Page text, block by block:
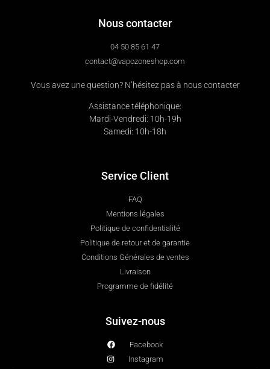
Nous contacter
04 50 85 61 47
contact@vapozoneshop.com
Vous avez une question? N’hésitez pas à nous contacter
Assistance téléphonique:
Mardi-Vendredi: 10h-19h
Samedi: 10h-18h
Service Client
FAQ
Mentions légales
Politique de confidentialité
Politique de retour et de garantie
Conditions Générales de ventes
Livraison
Programme de fidélité
Suivez-nous
Facebook
Instagram